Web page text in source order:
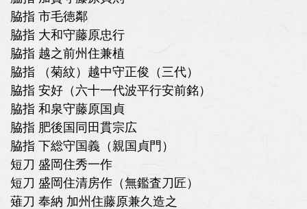
脇指 市毛徳鄰
脇指 大和守藤原忠行
脇指 越之前州住兼植
脇指 （菊紋）越中守正俊（三代）
脇指 安好（六十一代波平行安前銘）
脇指 和泉守藤原国貞
脇指 肥後国同田貫宗広
脇指 下総守国義（親国貞門）
短刀 盛岡住秀一作
短刀 盛岡住清房作（無鑑査刀匠）
薙刀 奉納 加州住藤原兼久造之